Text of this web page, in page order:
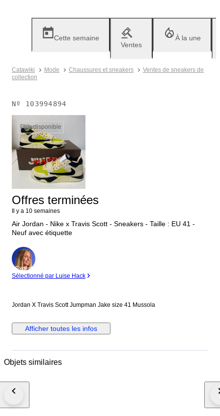
Cette semaine
Ventes
À la une
Catawiki Mode Chaussures et sneakers
Ventes de sneakers de
collection
Nº 103994894
Plus disponible
Offres terminées
Il y a 10 semaines
Air Jordan - Nike x Travis Scott - Sneakers - Taille : EU 41 -
Neuf avec étiquette
Expert
Sélectionné par Luise Hack
Jordan X Travis Scott Jumpman Jake size 41 Mussola
Afficher toutes les infos
Objets similaires